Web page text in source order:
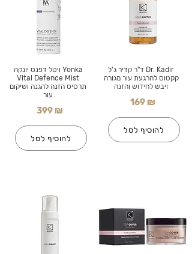
Yonka ויטל דפנס יונקה
Vital Defence Mist
תרסיס הזנה להגנה ושיקום
עור
399 ₪
להוסיף לסל
Dr. Kadir ד"ר קדיר ג'ל
קקטוס להרגעת עור מגורה
ויבש לחידוש והזנה
169 ₪
להוסיף לסל